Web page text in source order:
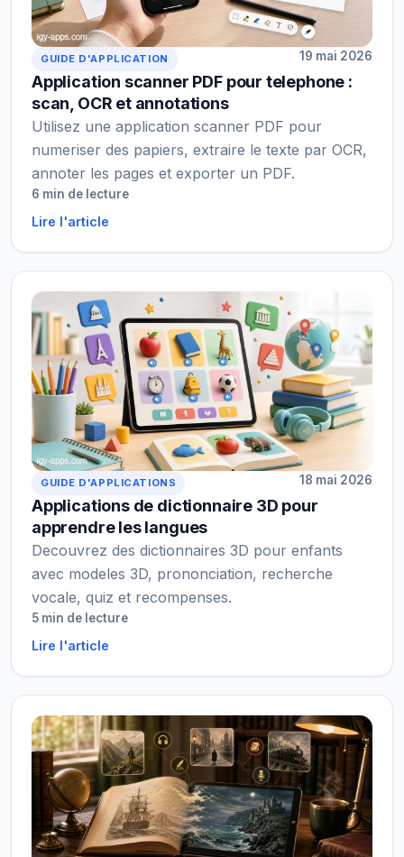
GUIDE D'APPLICATION 19 mai 2026
Application scanner PDF pour telephone :
scan, OCR et annotations
Utilisez une application scanner PDF pour
numeriser des papiers, extraire le texte par OCR,
annoter les pages et exporter un PDF.
6 min de lecture
Lire l'article
GUIDE D'APPLICATIONS 18 mai 2026
Applications de dictionnaire 3D pour
apprendre les langues
Decouvrez des dictionnaires 3D pour enfants
avec modeles 3D, prononciation, recherche
vocale, quiz et recompenses.
5 min de lecture
Lire l'article